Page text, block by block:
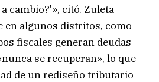
a cambio?'», citó. Zuleta
en algunos distritos, como
fiscales generan deudas
se recuperan», lo que
de un rediseño tributario